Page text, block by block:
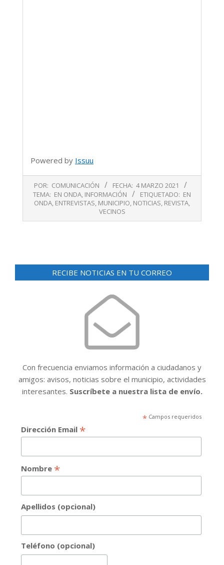
Powered by Issuu
03-
POR: COMUNICACIÓN FECHA: 4 MARZO 2021
TEMA: EN ONDA, INFORMACIÓN ETIQUETADO: EN
ONDA, ENTREVISTAS, MUNICIPIO, NOTICIAS, REVISTA,
VECINOS
RECIBE NOTICIAS EN TU CORREO
Con frecuencia enviamos información a ciudadanos y
amigos: avisos, noticias sobre el municipio, actividades
interesantes. Suscríbete a nuestra lista de envío.
*Campos requeridos
Dirección Email *
Nombre *
Apellidos (opcional)
Teléfono (opcional)